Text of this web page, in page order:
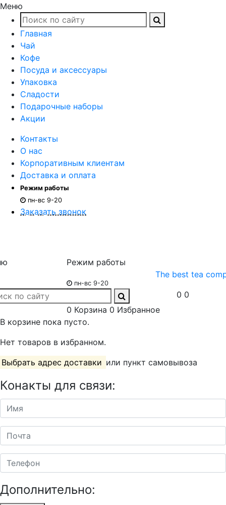
Меню
Главная
Чай
Кофе
Посуда и аксессуары
Упаковка
Сладости
Подарочные наборы
Акции
Контакты
О нас
Корпоративным клиентам
Доставка и оплата
Режим работы
пн-вс 9-20
Заказать звонок
Режим работы
пн-вс 9-20
The best tea
0 0
0 Корзина 0 Избранное
В корзине пока пусто.
Нет товаров в избранном.
Выбрать адрес доставки или пункт самовывоза
Конакты для связи:
Дополнительно: